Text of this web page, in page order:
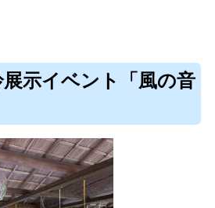
示イベント「風の音